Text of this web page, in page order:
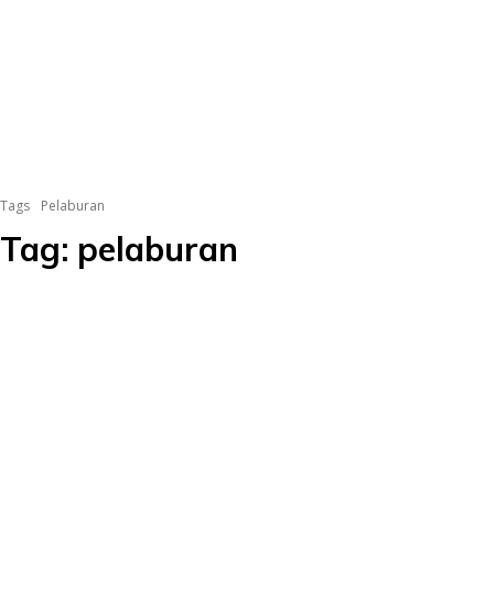
Tags Pelaburan
Tag: pelaburan